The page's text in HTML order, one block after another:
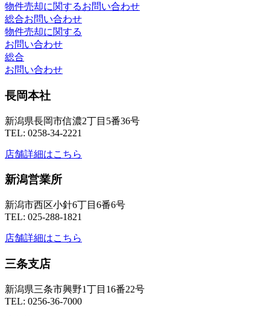
物件売却に関するお問い合わせ
総合お問い合わせ
物件売却に関する
お問い合わせ
総合
お問い合わせ
長岡本社
新潟県長岡市信濃2丁目5番36号
TEL: 0258-34-2221
店舗詳細はこちら
新潟営業所
新潟市西区小針6丁目6番6号
TEL: 025-288-1821
店舗詳細はこちら
三条支店
新潟県三条市興野1丁目16番22号
TEL: 0256-36-7000